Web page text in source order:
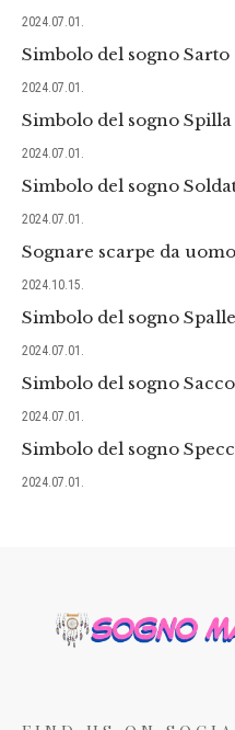
2024.07.01.
Simbolo del sogno Sarto
2024.07.01.
Simbolo del sogno Spilla
2024.07.01.
Simbolo del sogno
2024.07.01.
Sognare scarpe da uomo
2024.10.15.
Simbolo del sogno Spalle
2024.07.01.
Simbolo del sogno Sacco
2024.07.01.
Simbolo del sogno
2024.07.01.